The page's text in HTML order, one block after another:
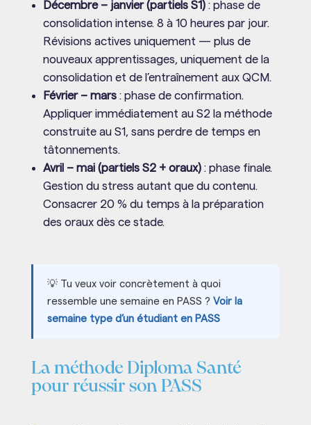
Décembre – janvier (partiels S1): phase de
consolidation intense. 8 à 10 heures par jour.
Révisions actives uniquement — plus de
nouveaux apprentissages, uniquement de la
consolidation et de l’entraînement aux QCM.
Février – mars: phase de confirmation.
Appliquer immédiatement au S2 la méthode
construite au S1, sans perdre de temps en
tâtonnements.
Avril – mai (partiels S2 + oraux): phase finale.
Gestion du stress autant que du contenu.
Consacrer 20 % du temps à la préparation
des oraux dès ce stade.
💡 Tu veux voir concrètement à quoi
ressemble une semaine en PASS ? Voir la
semaine type d’un étudiant en PASS
La méthode Diploma Santé
pour réussir son PASS